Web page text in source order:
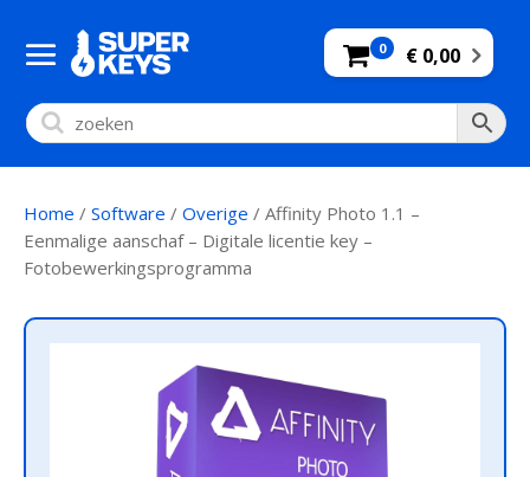
0 € 0,00
Home / Software / Overige / Affinity Photo 1.1 –
Eenmalige aanschaf – Digitale licentie key –
Fotobewerkingsprogramma